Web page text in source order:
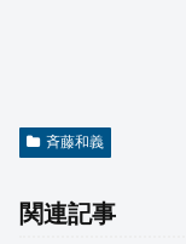
斉藤和義
関連記事